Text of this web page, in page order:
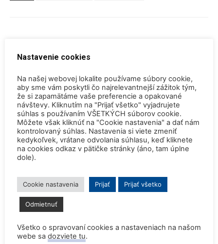
Švajčiarsko môže potrebovať
fosílne palivá, aby nahradilo
„energetickú medzeru“ po
jadre
Bulletin SNUS 5/2018
SÚVISIACE ČLÁNKY VIAC OD AUTORA
Konferencia QEM 2026
Rekordne nízka hladina Dunaja vynútili
odstavenie JE Paks a JE Cernavoda
Nastavenie cookies
Na našej webovej lokalite používame súbory cookie,
aby sme vám poskytli čo najrelevantnejší zážitok tým,
že si zapamätáme vaše preferencie a opakované
návštevy. Kliknutím na "Prijať všetko" vyjadrujete
súhlas s používaním VŠETKÝCH súborov cookie.
Môžete však kliknúť na "Cookie nastavenia" a dať nám
kontrolovaný súhlas. Nastavenia si viete zmeniť
kedykoľvek, vrátane odvolania súhlasu, keď kliknete
na cookies odkaz v pätičke stránky (áno, tam úplne
dole).
Cookie nastavenia Prijať Prijať všetko
Odmietnuť
Všetko o spravovaní cookies a nastaveniach na našom
webe sa dozviete tu.